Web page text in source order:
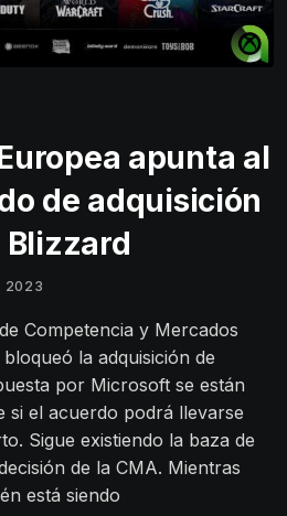
apunta al
de adquisición
2023
Competencia y Mercados
la adquisición de
por Microsoft se están
si el acuerdo podrá llevarse
Sigue existiendo la baza de
de la CMA. Mientras
está siendo